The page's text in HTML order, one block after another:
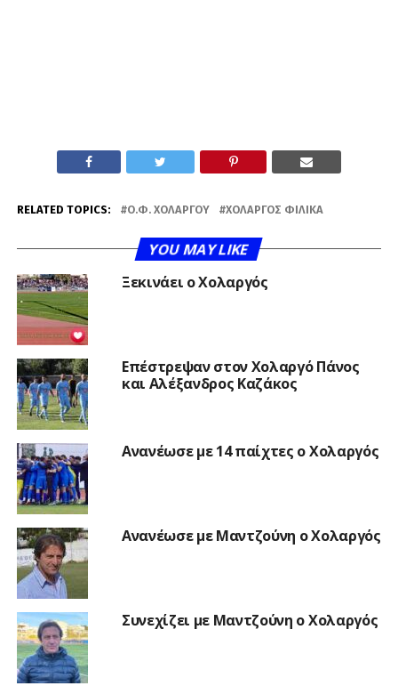
RELATED TOPICS: Ο.Φ. ΧΟΛΑΡΓΟΎ ΧΟΛΑΡΓΌΣ ΦΙΛΙΚΆ
YOU MAY LIKE
Ξεκινάει ο Χολαργός
Επέστρεψαν στον Χολαργό Πάνος
και Αλέξανδρος Καζάκος
Ανανέωσε με 14 παίχτες ο Χολαργός
Ανανέωσε με Μαντζούνη ο Χολαργός
Συνεχίζει με Μαντζούνη ο Χολαργός